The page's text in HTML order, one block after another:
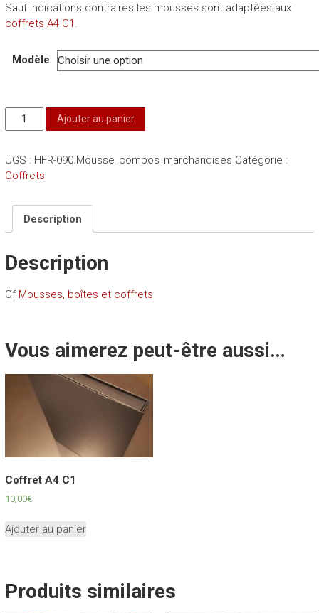
Sauf indications contraires les mousses sont adaptées aux
coffrets A4 C1 .
Modèle
quantité
de
coffret
compositions
Ajouter au panier
UGS : HFR-090.Mousse_compos_marchandises Catégorie :
Coffrets
Description
Description
Cf Mousses, boîtes et coffrets
Vous aimerez peut-être aussi…
Coffret A4 C1
10,00€
Ajouter au panier
Produits similaires